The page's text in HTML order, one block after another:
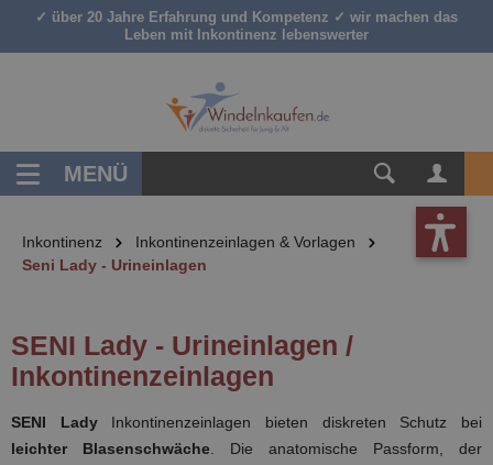
springen
✓ über 20 Jahre Erfahrung und Kompetenz ✓ wir machen das
Leben mit Inkontinenz lebenswerter
MENÜ
Inkontinenz
Inkontinenzeinlagen & Vorlagen
Seni Lady - Urineinlagen
SENI Lady - Urineinlagen /
Inkontinenzeinlagen
SENI LadyInkontinenzeinlagen bieten diskreten Schutz bei
leichter Blasenschwäche . Die anatomische Passform, der